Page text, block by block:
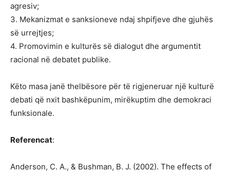
agresiv;
3. Mekanizmat e sanksioneve ndaj shpifjeve dhe gjuhës
së urrejtjes;
4. Promovimin e kulturës së dialogut dhe argumentit
racional në debatet publike.
Këto masa janë thelbësore për të rigjeneruar një kulturë
debati që nxit bashkëpunim, mirëkuptim dhe demokraci
funksionale.
Referencat:
Anderson, C. A., & Bushman, B. J. (2002). The effects of